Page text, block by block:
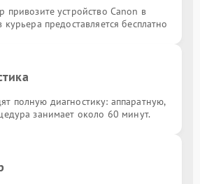
привозите устройство Canon в
предоставляется бесплатно
полную диагностику: аппаратную,
занимает около 60 минут.